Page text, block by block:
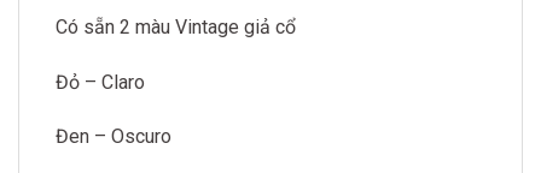
Có sẵn 2 màu Vintage giả cổ
Đỏ – Claro
Đen – Oscuro